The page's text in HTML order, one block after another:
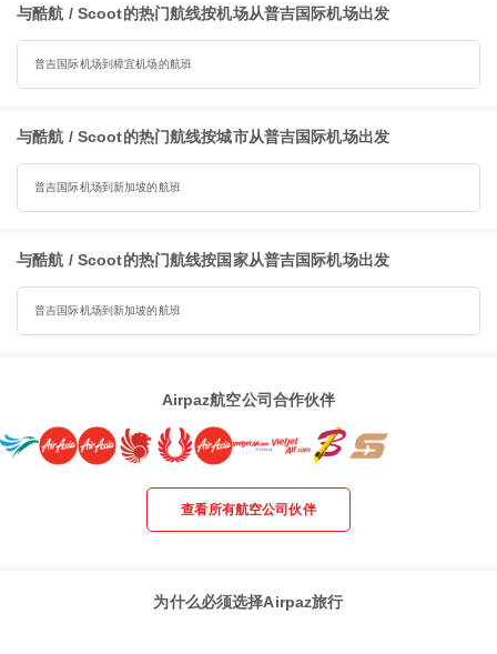
与酷航 / Scoot的热门航线按机场从普吉国际机场出发
普吉国际机场到樟宜机场的航班
与酷航 / Scoot的热门航线按城市从普吉国际机场出发
普吉国际机场到新加坡的航班
与酷航 / Scoot的热门航线按国家从普吉国际机场出发
普吉国际机场到新加坡的航班
Airpaz航空公司合作伙伴
查看所有航空公司伙伴
为什么必须选择Airpaz旅行